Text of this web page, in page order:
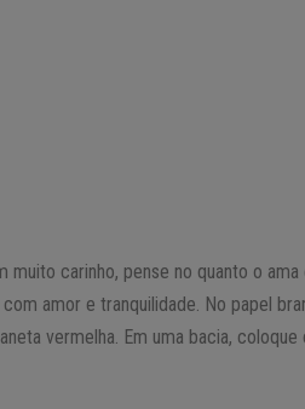
muito carinho, pense no quanto o
amor e tranquilidade. No papel
vermelha. Em uma bacia,